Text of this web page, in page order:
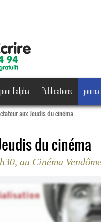
l’alpha
Regards croisés
Publications
aux Jeudis du cinéma
du cinéma
au Cinéma